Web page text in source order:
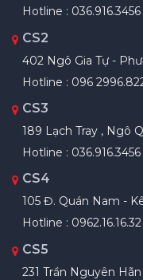
Hotline : 036.916.3456
CS2
402 Ngô Gia Tự -
Hotline : 096
CS3
189 Lạch Tray , Ngô
Hotline : 036.916.3456
CS4
105 Đ. Quán Nam -
Hotline : 0962.16.16.32
CS5
231 Trần Nguyên